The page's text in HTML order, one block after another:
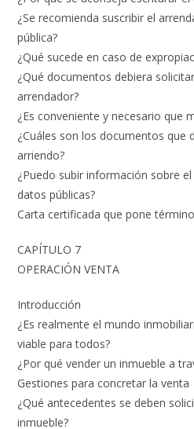
¿Se recomienda suscribir el
pública?
¿Qué sucede en caso de
¿Qué documentos debiera
arrendador?
¿Es conveniente y necesario que
¿Cuáles son los documentos que
arriendo?
¿Puedo subir información sobre
datos públicas?
Carta certificada que pone
CAPÍTULO 7
OPERACIÓN VENTA
Introducción
¿Es realmente el mundo
viable para todos?
¿Por qué vender un inmueble a
Gestiones para concretar la venta
¿Qué antecedentes se deben
inmueble?